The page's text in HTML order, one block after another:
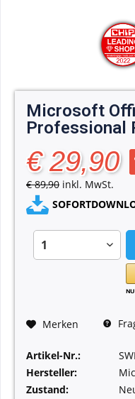
Microsoft
Professional
€ 29,90
€ 89,90 inkl. MwSt.
Merken
Artikel-Nr.:
Hersteller:
Zustand: